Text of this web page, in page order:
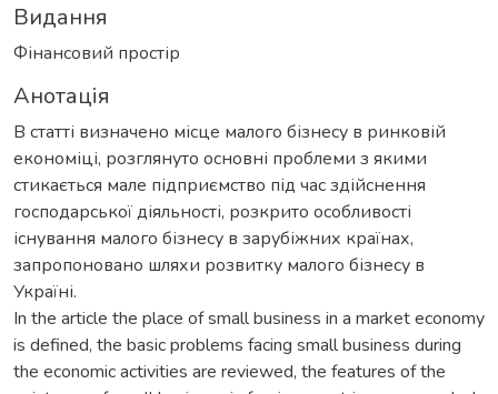
Видання
Фінансовий простір
Анотація
В статті визначено місце малого бізнесу в ринковій
економіці, розглянуто основні проблеми з якими
стикається мале підприємство під час здійснення
господарської діяльності, розкрито особливості
існування малого бізнесу в зарубіжних країнах,
запропоновано шляхи розвитку малого бізнесу в
Україні.
In the article the place of small business in a market economy
is defined, the basic problems facing small business during
the economic activities are reviewed, the features of the